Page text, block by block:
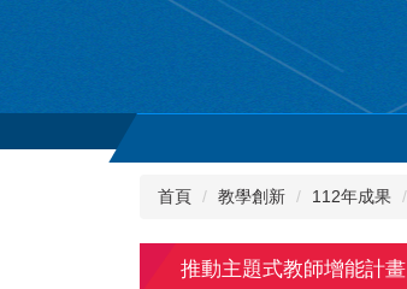
內
首頁 教學創新 112年成果
推動主題式教師增能計畫